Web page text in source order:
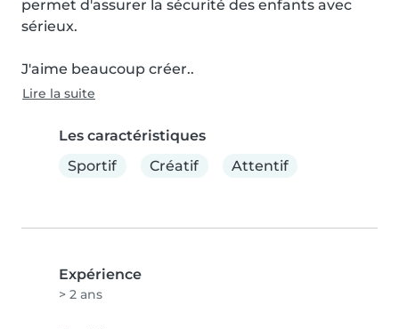
permet d'assurer la sécurité des enfants avec
sérieux.
J'aime beaucoup créer..
Lire la suite
Les caractéristiques
Sportif
Créatif Attentif
Expérience
> 2 ans